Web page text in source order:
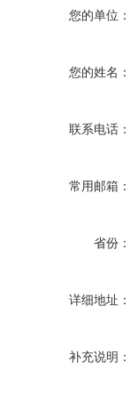
您的单位：
您的姓名：
联系电话：
常用邮箱：
省份：
详细地址：
补充说明：